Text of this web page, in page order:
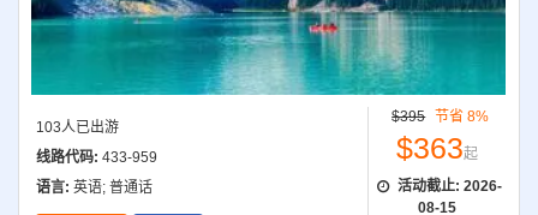
103人已出游
线路代码: 433-959
语言: 英语; 普通话
$395 节省 8%
$363起
活动截止: 2026-
08-15